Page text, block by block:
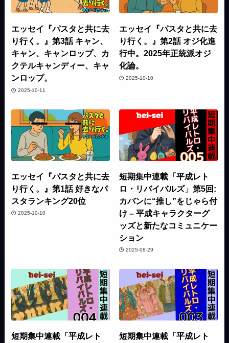
エッセイ『パスタと共に去
り行く。』第3話 キャン、
キャン、キャンロップ、カ
クテルキャンディー、キャ
ンロップ。
2025-10-11
エッセイ『パスタと共に去
り行く。』第2話 オジ化進
行中。2025年正統派オジ
化論。
2025-10-10
エッセイ『パスタと共に去
り行く。』第1話 好きなパ
スタランキング20位
2025-10-10
短期集中連載「平成レト
ロ・リバイバルズ」第5回:
カバンに“推し”をじゃら付
け – 平成キャラクターグ
ッズと新たなコミュニケー
ション
2025-08-29
短期集中連載「平成レト
短期集中連載「平成レト